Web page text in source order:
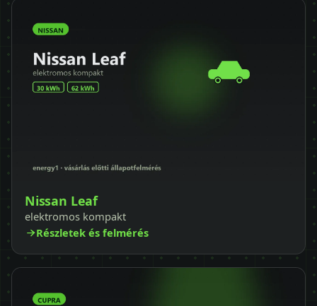
Nissan Leaf
elektromos kompakt
Részletek és felmérés